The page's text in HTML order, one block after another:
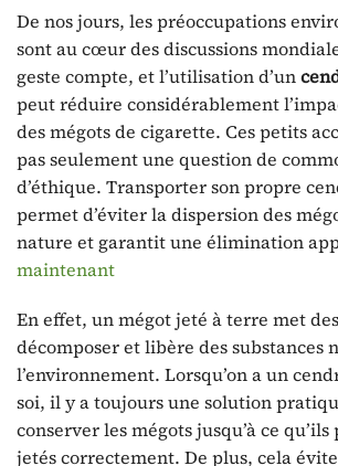
De nos jours, les préoccupations
sont au cœur des discussions
geste compte, et l’utilisation d’un
peut réduire considérablement
des mégots de cigarette. Ces petits
pas seulement une question de
d’éthique. Transporter son propre
permet d’éviter la dispersion des
nature et garantit une élimination
maintenant
En effet, un mégot jeté à terre met
décomposer et libère des substances
l’environnement. Lorsqu’on a un
soi, il y a toujours une solution
conserver les mégots jusqu’à ce
jetés correctement. De plus, cela